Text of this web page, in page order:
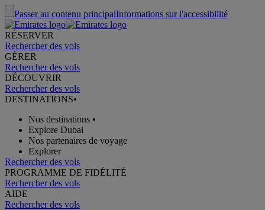
Passer au contenu principalInformations sur l'accessibilité
RÉSERVER
Rechercher des vols
GÉRER
Rechercher des vols
DÉCOUVRIR
Rechercher des vols
DESTINATIONS•
Nos destinations •
Explore Dubai
Nos partenaires de voyage
Explorer
Rechercher des vols
PROGRAMME DE FIDÉLITÉ
Rechercher des vols
AIDE
Rechercher des vols